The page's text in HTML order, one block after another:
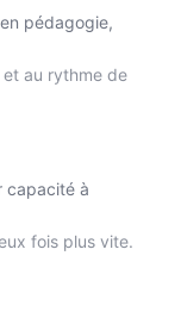
pédagogie,
au rythme de
capacité à
fois plus vite.